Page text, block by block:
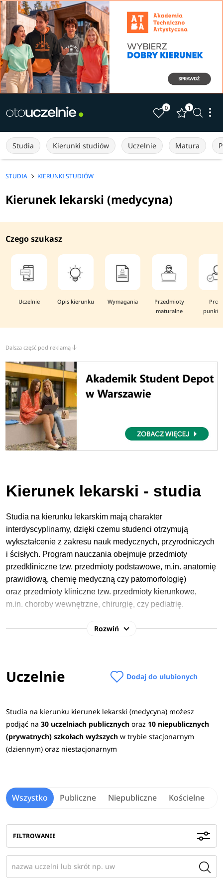
0 1
Studia Kierunki studiów Uczelnie Matura
STUDIA KIERUNKI STUDIÓW
Kierunek lekarski (medycyna)
Czego szukasz
Uczelnie Opis kierunku Wymagania
Przedmioty
maturalne
Dalsza część pod reklamą
Kierunek lekarski - studia
Studia na kierunku lekarskim mają charakter
interdyscyplinarny, dzięki czemu studenci otrzymują
wykształcenie z zakresu nauk medycznych, przyrodniczych
i ścisłych. Program nauczania obejmuje przedmioty
przedkliniczne tzw. przedmioty podstawowe, m.in. anatomię
prawidłową, chemię medyczną czy patomorfologię)
oraz przedmioty kliniczne tzw. przedmioty kierunkowe,
m.in. choroby wewnętrzne, chirurgię, czy pediatrię.
W procesie rekrutacji na studia 2026/2027 na kierunku
wymagane przedmioty maturalne na uczelniach>
Absolwenci zyskują możliwość odbycia stażu
podyplomowego (13 miesięcy) oraz zdania Lekarskiego
Egzaminu Końcowego (LEK).
Po ukończeniu studiów, odbyciu stażu podyplomowego
Egzaminu Końcowego
mogą ubiegać się do
okręgowej rady lekarskiej o przyznanie prawa
wykonywania zawodu lekarza.
Rozwiń
Uczelnie Dodaj do ulubionych
Studia na kierunku kierunek lekarski (medycyna) możesz
podjąć na 30 uczelniach publicznychoraz 10 niepublicznych
(prywatnych) szkołach wyższychw trybie stacjonarnym
(dziennym) oraz niestacjonarnym
Wszystko Publiczne Niepubliczne Kościelne
FILTROWANIE